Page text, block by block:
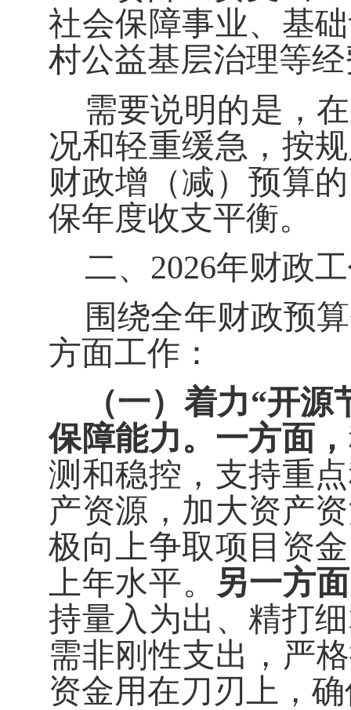
社会保障事业、基
村公益基层治理等
需要说明的是，
况和轻重缓急， 按
财政增（减）预算
保年度收支平衡。
二、 2026年财政
围绕全年财政预
方面工作：
（一）着力“开源
保障能力。 一方面，
测和稳控，支持重
产资源，加大资产
极向上争取项目资
上年水平。
另一方
持量入为出、精打
需非刚性支出，严
资金用在刀刃上 ，